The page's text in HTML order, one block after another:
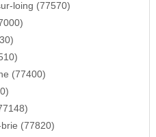
loing (77570)
(77400)
(77820)